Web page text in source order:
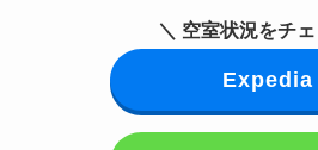
＼ 空室状況をチ
Expedia